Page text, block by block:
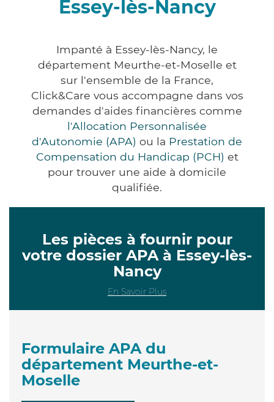
Essey-lès-Nancy
Impanté à Essey-lès-Nancy, le
département Meurthe-et-Moselle et
sur l'ensemble de la France,
Click&Care vous accompagne dans vos
demandes d'aides financières comme
l'Allocation Personnalisée
d'Autonomie (APA) ou la Prestation de
Compensation du Handicap (PCH) et
pour trouver une aide à domicile
qualifiée.
Les pièces à fournir pour
votre dossier APA à Essey-lès-
Nancy
En Savoir Plus
Formulaire APA du
département Meurthe-et-
Moselle